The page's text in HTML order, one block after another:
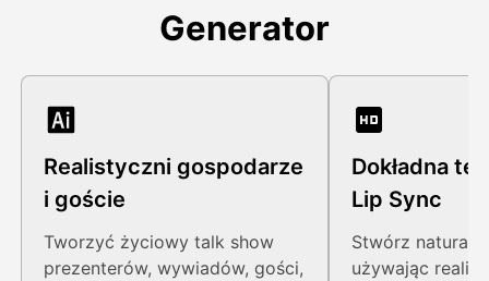
Generator
Realistyczni gospodarze
i goście
Tworzyć życiowy talk show
prezenterów, wywiadów, gości,
Dokładna
Lip Sync
Stwórz
używając